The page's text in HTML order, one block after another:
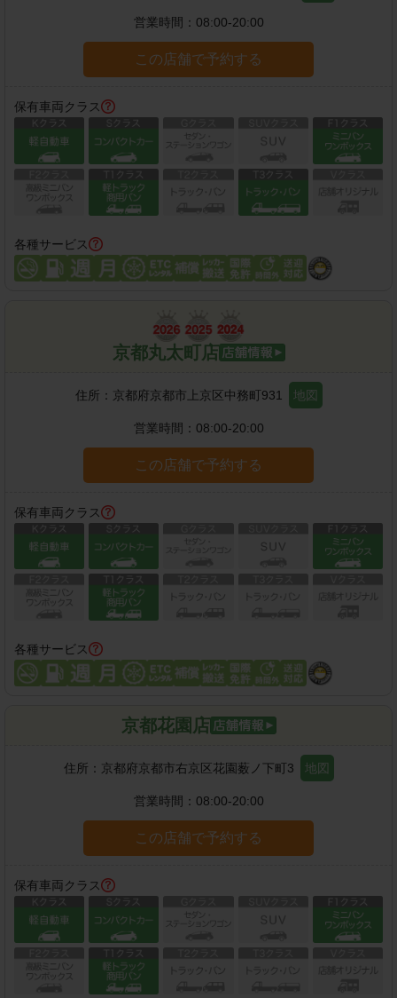
営業時間： 08:00-20:00
この店舗で予約する
保有車両クラス
各種サービス
京都丸太町店
住所： 京都府京都市上京区中務町931 地図
営業時間： 08:00-20:00
この店舗で予約する
保有車両クラス
各種サービス
京都花園店
住所： 京都府京都市右京区花園薮ノ下町3 地図
営業時間： 08:00-20:00
この店舗で予約する
保有車両クラス